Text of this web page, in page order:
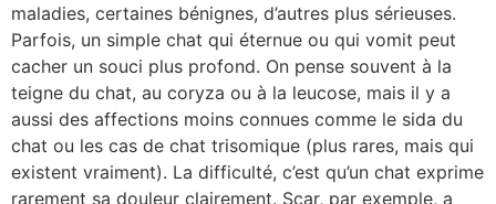
maladies, certaines bénignes, d’autres plus sérieuses.
Parfois, un simple chat qui éternue ou qui vomit peut
cacher un souci plus profond. On pense souvent à la
teigne du chat, au coryza ou à la leucose, mais il y a
aussi des affections moins connues comme le sida du
chat ou les cas de chat trisomique (plus rares, mais qui
existent vraiment). La difficulté, c’est qu’un chat exprime
rarement sa douleur clairement. Scar, par exemple, a